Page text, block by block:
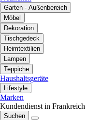
Garten - Außenbereich
Möbel
Dekoration
Tischgedeck
Heimtextilien
Lampen
Teppiche
Haushaltsgeräte
Lifestyle
Marken
Kundendienst in Frankreich
Suchen